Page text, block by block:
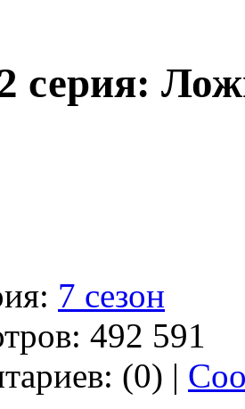
серия:
7 сезон
492 591
(0) |